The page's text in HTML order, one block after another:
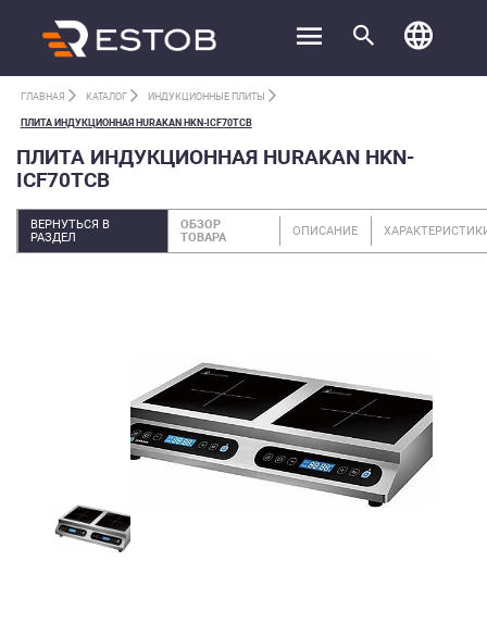
ГЛАВНАЯ КАТАЛОГ ИНДУКЦИОННЫЕ ПЛИТЫ
ПЛИТА ИНДУКЦИОННАЯ HURAKAN HKN-ICF70TCB
ПЛИТА ИНДУКЦИОННАЯ HURAKAN HKN-
ICF70TCB
ВЕРНУТЬСЯ В
РАЗДЕЛ
ОБЗОР
ТОВАРА
ОПИСАНИЕ